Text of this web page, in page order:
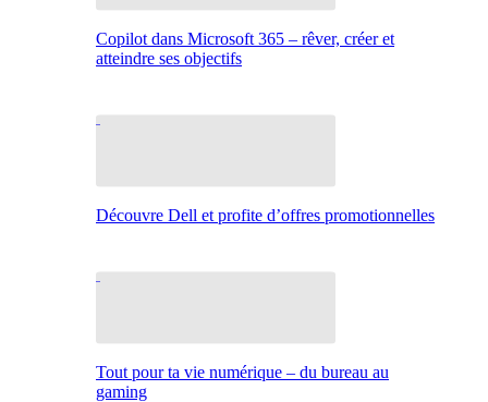
Copilot dans Microsoft 365 – rêver, créer et
atteindre ses objectifs
Découvre Dell et profite d’offres promotionnelles
Tout pour ta vie numérique – du bureau au
gaming